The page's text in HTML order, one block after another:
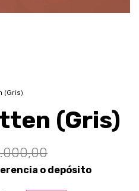
(Gris)
(Gris)
o depósito